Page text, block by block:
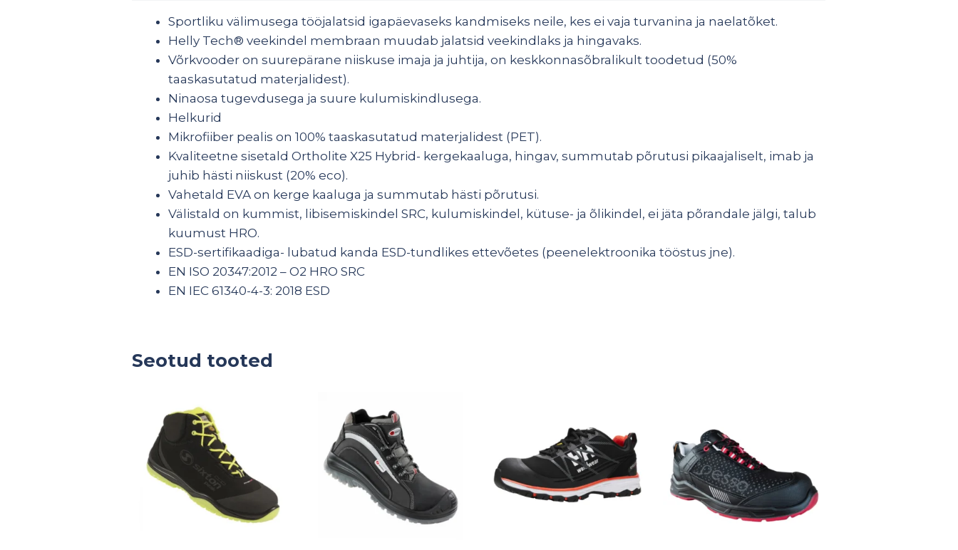
Sportliku välimusega tööjalatsid igapäevaseks kandmiseks neile, kes ei vaja turvanina ja naelatõket.
Helly Tech® veekindel membraan muudab jalatsid veekindlaks ja hingavaks.
Võrkvooder on suurepärane niiskuse imaja ja juhtija, on keskkonnasõbralikult toodetud (50%
taaskasutatud materjalidest).
Ninaosa tugevdusega ja suure kulumiskindlusega.
Helkurid
Mikrofiiber pealis on 100% taaskasutatud materjalidest (PET).
Kvaliteetne sisetald Ortholite X25 Hybrid- kergekaaluga, hingav, summutab põrutusi pikaajaliselt, imab ja
juhib hästi niiskust (20% eco).
Vahetald EVA on kerge kaaluga ja summutab hästi põrutusi.
Välistald on kummist, libisemiskindel SRC, kulumiskindel, kütuse- ja õlikindel, ei jäta põrandale jälgi, talub
kuumust HRO.
ESD-sertifikaadiga- lubatud kanda ESD-tundlikes ettevõetes (peenelektroonika tööstus jne).
EN ISO 20347:2012 – O2 HRO SRC
EN IEC 61340-4-3: 2018 ESD
Seotud tooted